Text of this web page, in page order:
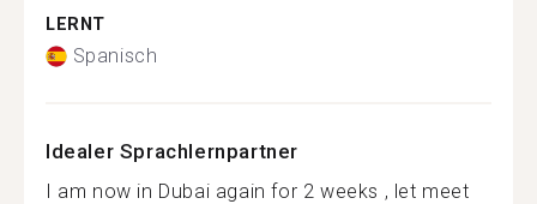
LERNT
Spanisch
Idealer Sprachlernpartner
I am now in Dubai again for 2 weeks , let meet